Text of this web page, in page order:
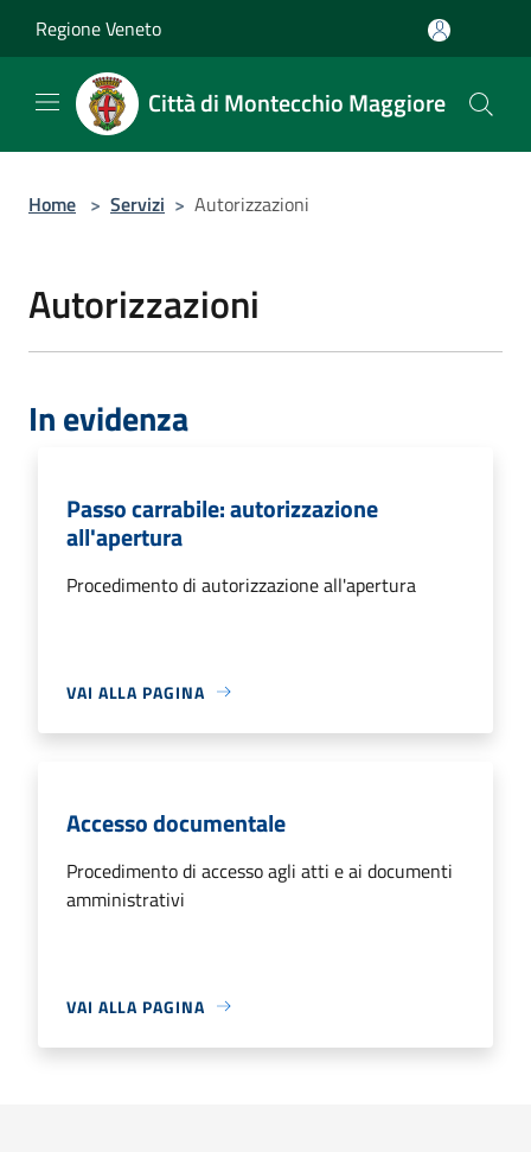
Regione Veneto
Città di Montecchio Maggiore
Home > Servizi > Autorizzazioni
Autorizzazioni
In evidenza
Passo carrabile: autorizzazione
all'apertura
Procedimento di autorizzazione all'apertura
VAI ALLA PAGINA
Accesso documentale
Procedimento di accesso agli atti e ai documenti
amministrativi
VAI ALLA PAGINA